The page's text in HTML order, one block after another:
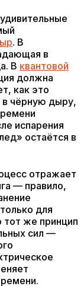
. В
в
В квантовой
должна
как это
в чёрную дыру,
испарения
остаётся в
отражает
— правило,
для
тот же принцип
сил —